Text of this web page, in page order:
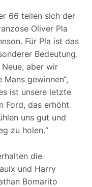
66 teilen sich der
Oliver Pla
Für Pla ist das
Bedeutung.
Neue, aber wir
gewinnen“,
ist unsere letzte
Ford, das erhöht
uns gut und
zu holen.“
die
und Harry
Bomarito